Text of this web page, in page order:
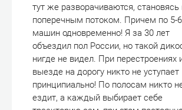
тут же разворачиваются, становясь
поперечным потоком. Причем по 5-6
машин одновременно! Я за 30 лет
объездил пол России, но такой
нигде не видел. При перестроениях
выезде на дорогу никто не уступает
принципиально! По полосам никто
ездит, а каждый выбирает себе